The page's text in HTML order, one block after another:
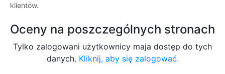
klientów.
Oceny na poszczególnych stronach
Tylko zalogowani użytkownicy maja dostęp do tych
danych. Kliknij, aby się zalogować.